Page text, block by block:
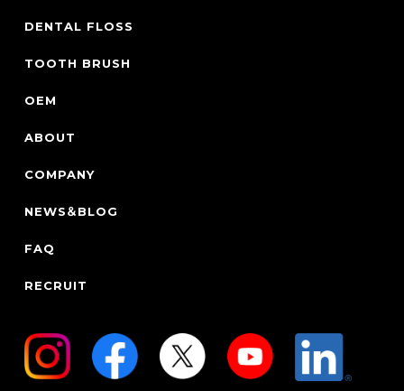
DENTAL FLOSS
TOOTH BRUSH
OEM
ABOUT
COMPANY
NEWS＆BLOG
FAQ
RECRUIT